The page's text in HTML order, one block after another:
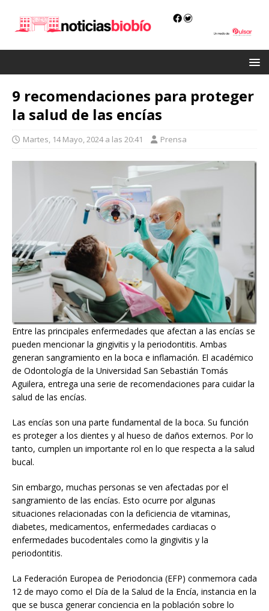
9 recomendaciones para proteger
la salud de las encías
Martes, 14 Mayo, 2024 a las 20:41 Prensa
Entre las principales enfermedades que afectan a las encías se
pueden mencionar la gingivitis y la periodontitis. Ambas
generan sangramiento en la boca e inflamación. El académico
de Odontología de la Universidad San Sebastián Tomás
Aguilera, entrega una serie de recomendaciones para cuidar la
salud de las encías.
Las encías son una parte fundamental de la boca. Su función
es proteger a los dientes y al hueso de daños externos. Por lo
tanto, cumplen un importante rol en lo que respecta a la salud
bucal.
Sin embargo, muchas personas se ven afectadas por el
sangramiento de las encías. Esto ocurre por algunas
situaciones relacionadas con la deficiencia de vitaminas,
diabetes, medicamentos, enfermedades cardiacas o
enfermedades bucodentales como la gingivitis y la
periodontitis.
La Federación Europea de Periodoncia (EFP) conmemora cada
12 de mayo como el Día de la Salud de la Encía, instancia en la
que se busca generar conciencia en la población sobre lo